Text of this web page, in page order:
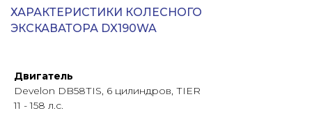
ХАРАКТЕРИСТИКИ КОЛЕСНОГО
ЭКСКАВАТОРА DX190WA
Двигатель
Develon DB58ТIS, 6 цилиндров, ТIER
11 - 158 л.с.